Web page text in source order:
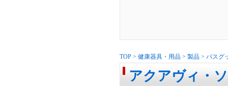
TOP > 健康器具・用品 > 製品 > バスグ
アクアヴィ・